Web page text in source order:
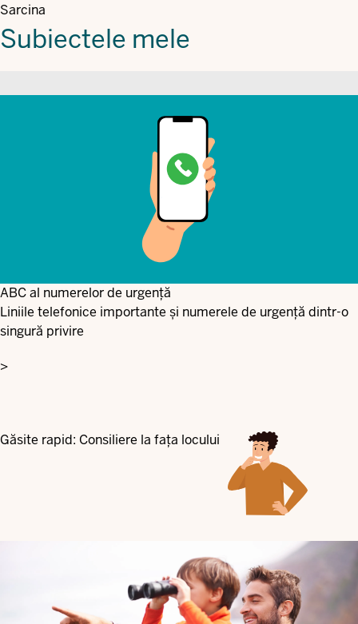
Sarcina
Subiectele mele
ABC al numerelor de urgență
Liniile telefonice importante și numerele de urgență dintr-o
singură privire
>
Găsite rapid: Consiliere la fața locului